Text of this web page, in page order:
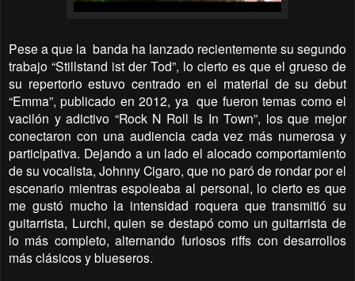
Pese a que la banda ha lanzado recientemente su segundo
trabajo “Stillstand ist der Tod”, lo cierto es que el grueso de
su repertorio estuvo centrado en el material de su debut
“Emma”, publicado en 2012, ya que fueron temas como el
vacilón y adictivo “Rock N Roll Is In Town”, los que mejor
conectaron con una audiencia cada vez más numerosa y
participativa. Dejando a un lado el alocado comportamiento
de su vocalista, Johnny Cigaro, que no paró de rondar por el
escenario mientras espoleaba al personal, lo cierto es que
me gustó mucho la intensidad roquera que transmitió su
guitarrista, Lurchi, quien se destapó como un guitarrista de
lo más completo, alternando furiosos riffs con desarrollos
más clásicos y blueseros.